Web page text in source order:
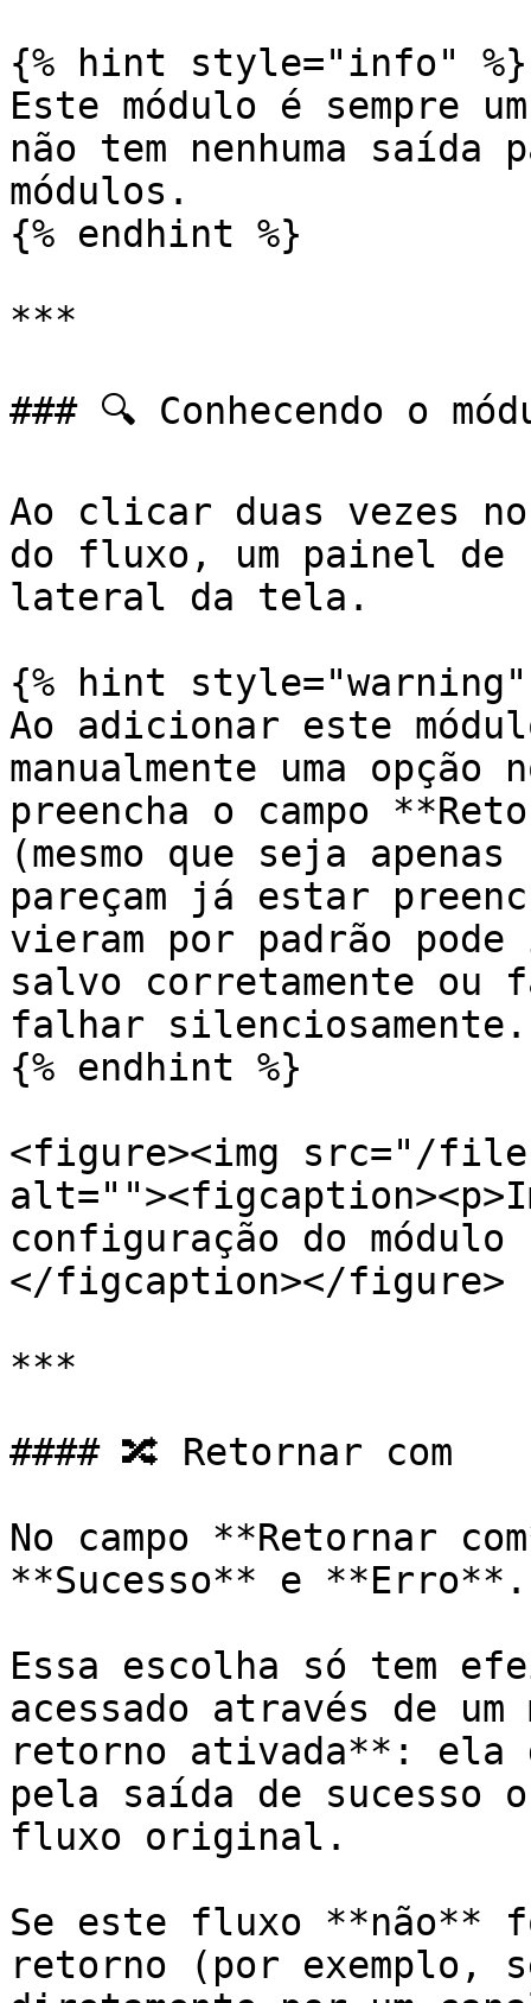
{% hint style="info" %}
Este módulo é sempre
não tem nenhuma
módulos.
{% endhint %}
***
### 🔍 Conhecendo o
Ao clicar duas vezes
do fluxo, um painel de
lateral da tela.
{% hint style="warning"
Ao adicionar este
manualmente uma
preencha o campo
(mesmo que seja
pareçam já estar
vieram por padrão
salvo corretamente ou
falhar silenciosamente.
{% endhint %}
<figure><img src="/files/
configuração do
</figcaption></figure>
***
#### 🔀 Retornar com
No campo **Retornar
**Sucesso** e **Erro**.
Essa escolha só tem
acessado através de um
retorno ativada**: ela
pela saída de sucesso
fluxo original.
Se este fluxo **não**
retorno (por